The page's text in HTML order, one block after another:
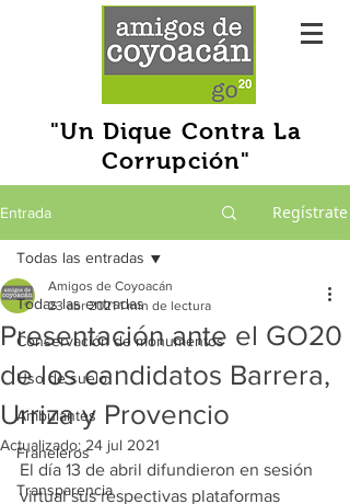
"Un Dique Contra La
Corrupción"
Entrada Regístrate
Todas las entradas
Conservación de monumentos
Uso de suelo
Ambulantes
Franeleros
Transparencia
Todas las entradas
Presentación ante el GO20
de los candidatos Barrera,
Urriza y Provencio
Amigos de Coyoacán
23 abr 2021 1 min de lectura
Actualizado: 24 jul 2021
El día 13 de abril difundieron en sesión
virtual sus respectivas plataformas